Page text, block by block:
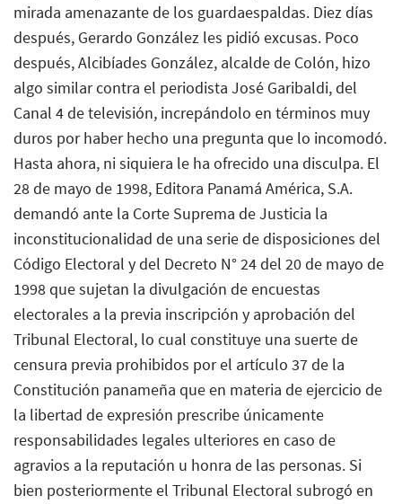
mirada amenazante de los guardaespaldas. Diez días
después, Gerardo González les pidió excusas. Poco
después, Alcibíades González, alcalde de Colón, hizo
algo similar contra el periodista José Garibaldi, del
Canal 4 de televisión, increpándolo en términos muy
duros por haber hecho una pregunta que lo incomodó.
Hasta ahora, ni siquiera le ha ofrecido una disculpa. El
28 de mayo de 1998, Editora Panamá América, S.A.
demandó ante la Corte Suprema de Justicia la
inconstitucionalidad de una serie de disposiciones del
Código Electoral y del Decreto N° 24 del 20 de mayo de
1998 que sujetan la divulgación de encuestas
electorales a la previa inscripción y aprobación del
Tribunal Electoral, lo cual constituye una suerte de
censura previa prohibidos por el artículo 37 de la
Constitución panameña que en materia de ejercicio de
la libertad de expresión prescribe únicamente
responsabilidades legales ulteriores en caso de
agravios a la reputación u honra de las personas. Si
bien posteriormente el Tribunal Electoral subrogó en